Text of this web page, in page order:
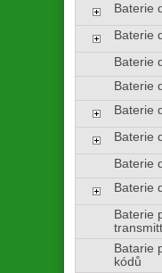
Baterie
Baterie
Baterie
Baterie
Baterie
Baterie
Baterie
Baterie
Baterie
Batarie
kódů